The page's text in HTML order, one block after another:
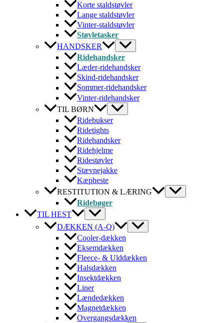
Korte staldstøvler
Lange staldstøvler
Vinter-staldstøvler
Støvletasker
HANDSKER
Ridehandsker
Læder-ridehandsker
Skind-ridehandsker
Sommer-ridehandsker
Vinter-ridehandsker
TIL BØRN
Ridebukser
Ridetights
Ridehandsker
Ridehjelme
Ridestøvler
Stævnejakke
Kæpheste
RESTITUTION & LÆRING
Ridebøger
TIL HEST
DÆKKEN (A-Q)
Cooler-dækken
Eksemdækken
Fleece- & Ulddækken
Halsdækken
Insektdækken
Liner
Lændedækken
Magnetdækken
Overgangsdækken